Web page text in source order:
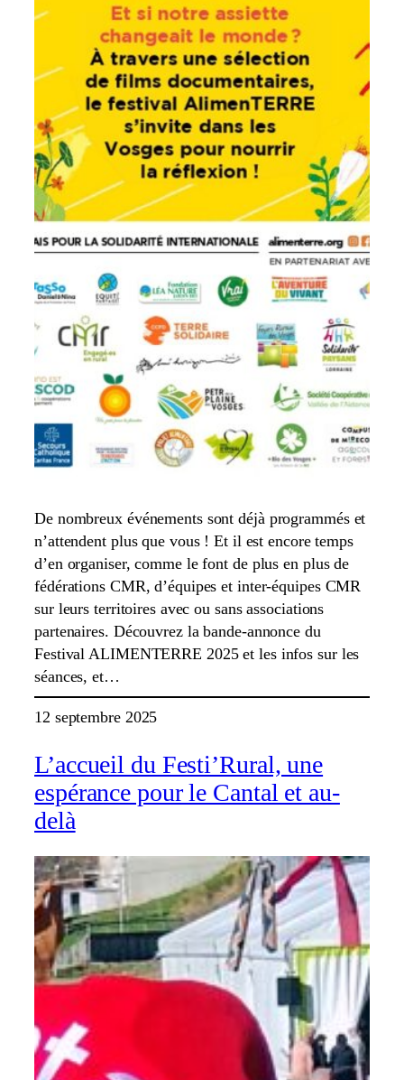
De nombreux événements sont déjà programmés et
n’attendent plus que vous ! Et il est encore temps
d’en organiser, comme le font de plus en plus de
fédérations CMR, d’équipes et inter-équipes CMR
sur leurs territoires avec ou sans associations
partenaires. Découvrez la bande-annonce du
Festival ALIMENTERRE 2025 et les infos sur les
séances, et…
12 septembre 2025
L’accueil du Festi’Rural, une
espérance pour le Cantal et au-
delà